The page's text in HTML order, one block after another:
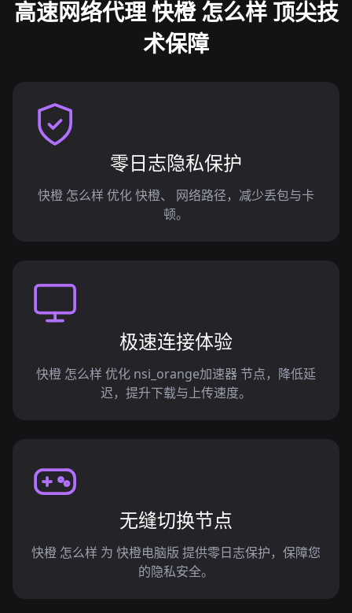
高速网络代理 快橙 怎么样 顶尖技
术保障
零日志隐私保护
快橙 怎么样 优化 快橙、 网络路径，减少丢包与卡
顿。
极速连接体验
快橙 怎么样 优化 nsi_orange加速器 节点，降低延
迟，提升下载与上传速度。
无缝切换节点
快橙 怎么样 为 快橙电脑版 提供零日志保护，保障您
的隐私安全。